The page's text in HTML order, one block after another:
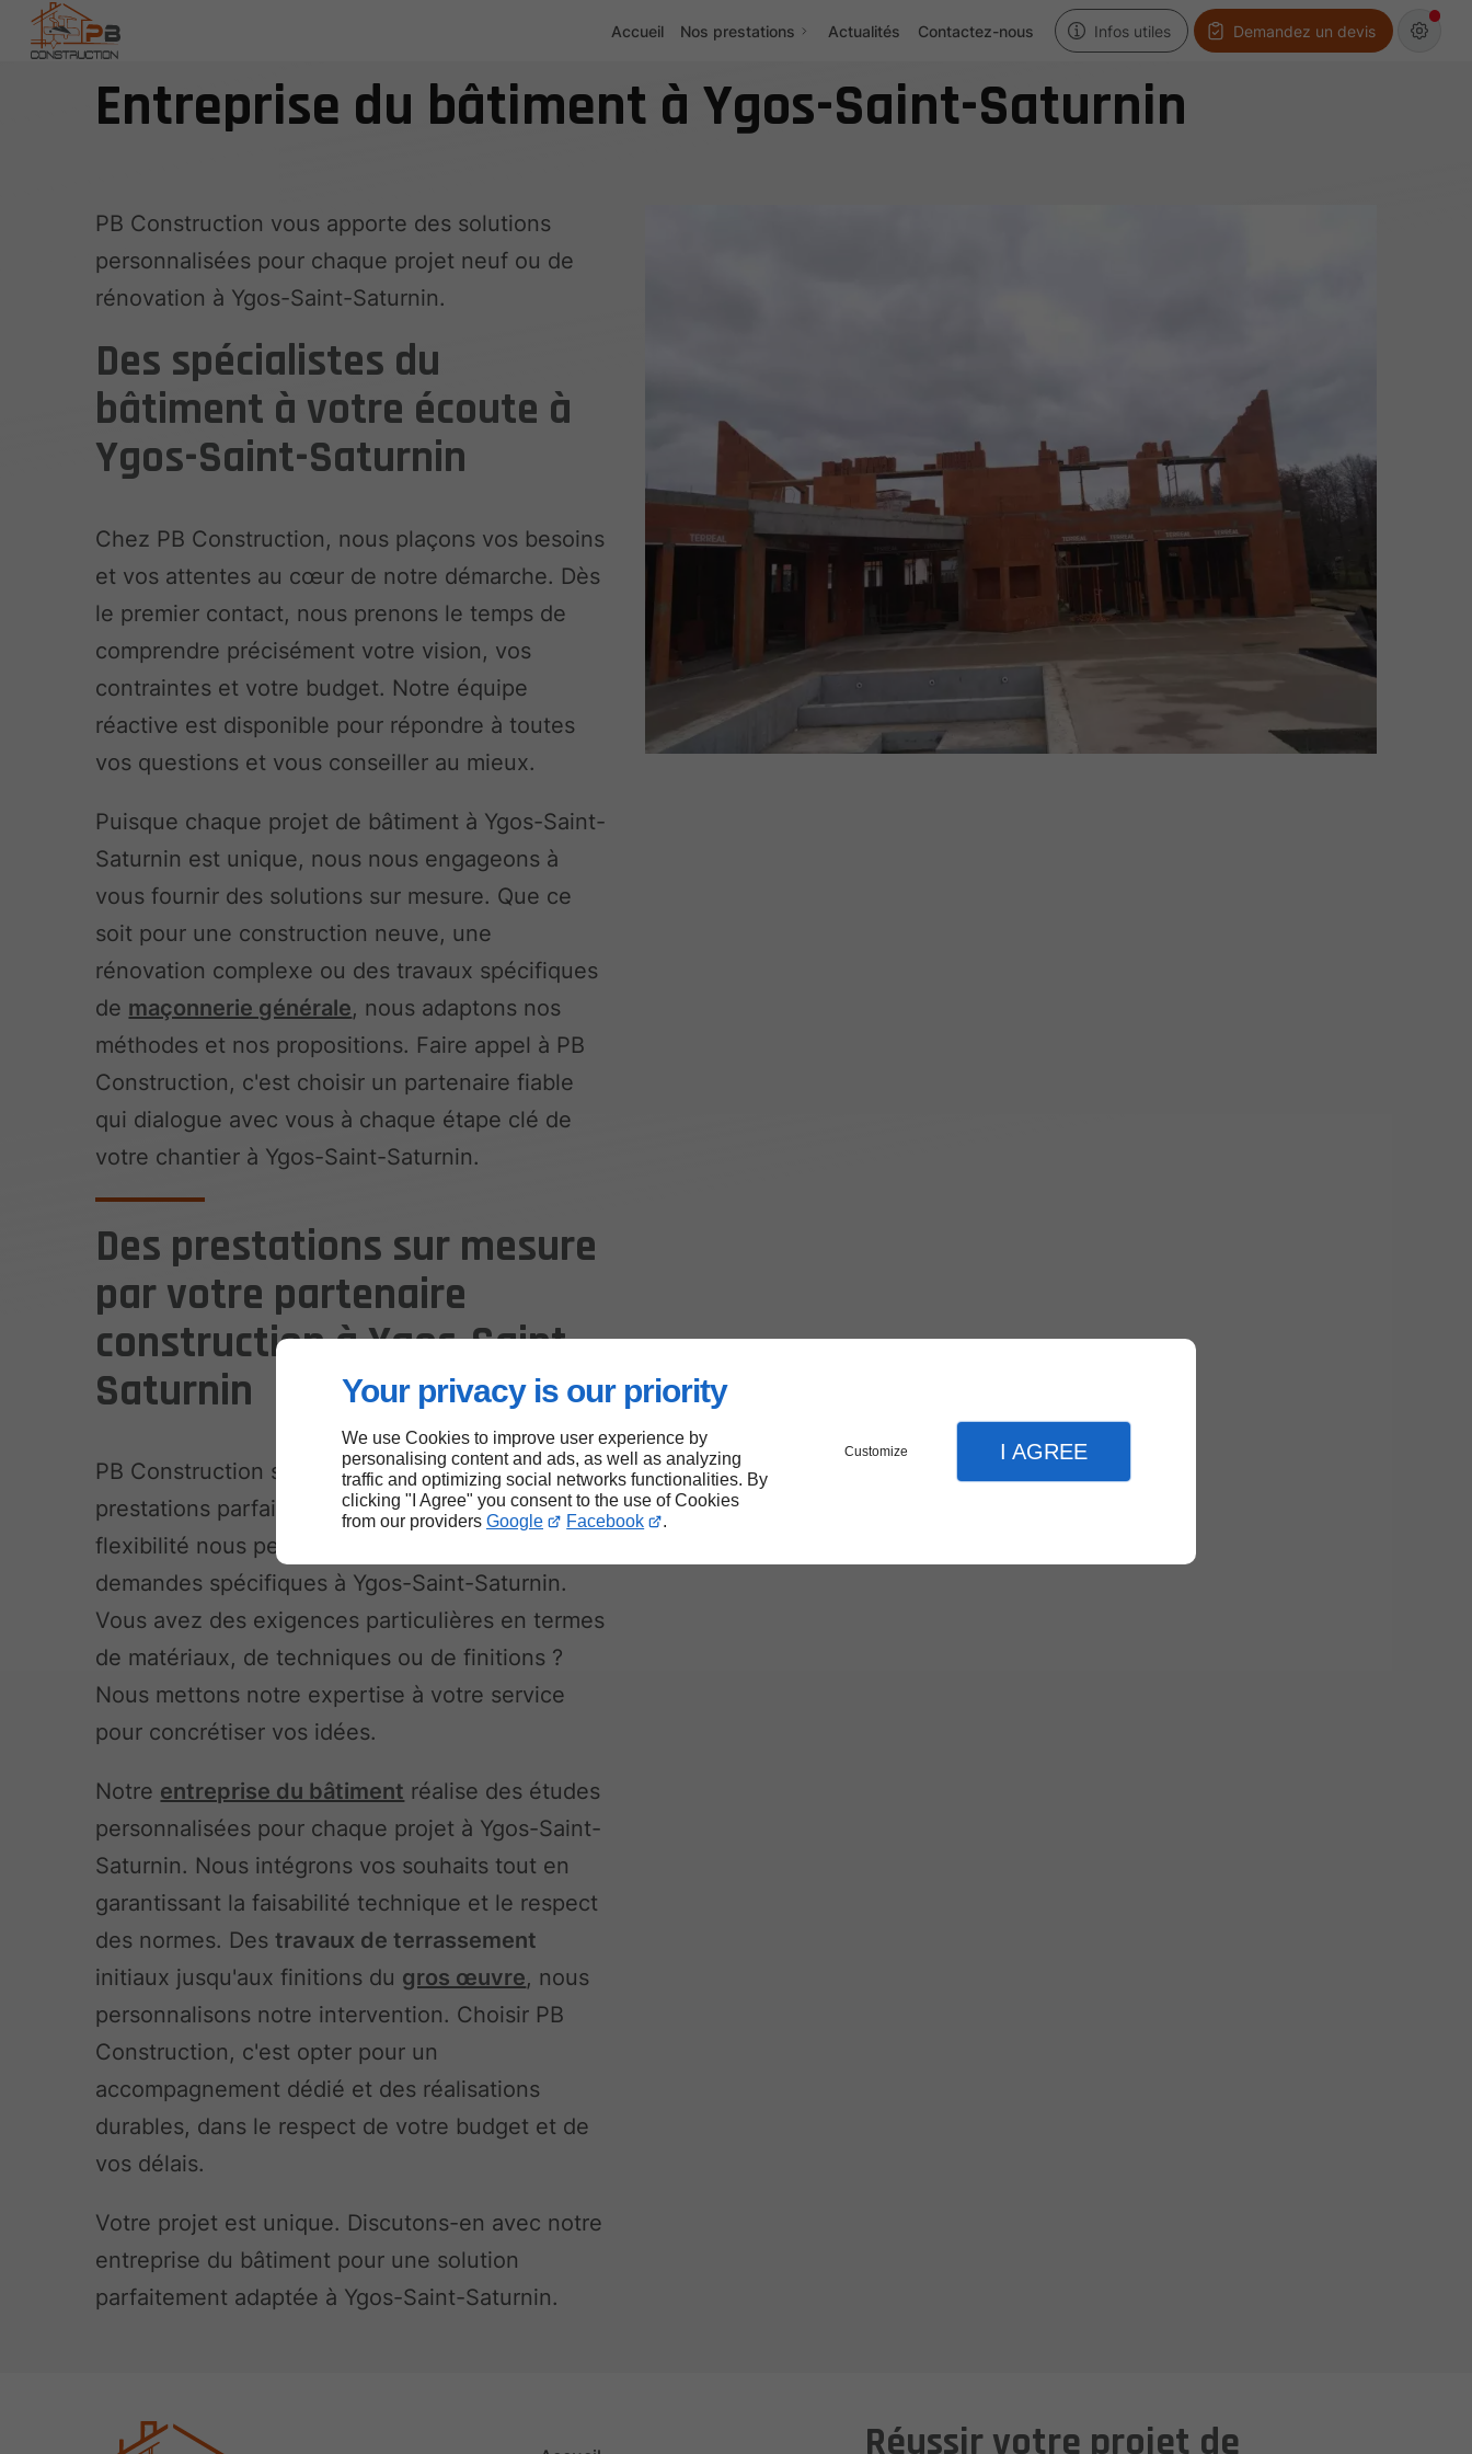
Your privacy is our priority
We use Cookies to improve user experience by
personalising content and ads, as well as analyzing
traffic and optimizing social networks functionalities. By
clicking "I Agree" you consent to the use of Cookies
from our providers Google Facebook .
Customize I AGREE
Accueil Nos prestations Actualités Contactez-nous Infos utiles Demandez un devis
Entreprise du bâtiment à Ygos-Saint-Saturnin
PB Construction vous apporte des solutions
personnalisées pour chaque projet neuf ou de
rénovation à Ygos-Saint-Saturnin.
Des spécialistes du
bâtiment à votre écoute à
Ygos-Saint-Saturnin
Chez PB Construction, nous plaçons vos besoins
et vos attentes au cœur de notre démarche. Dès
le premier contact, nous prenons le temps de
comprendre précisément votre vision, vos
contraintes et votre budget. Notre équipe
réactive est disponible pour répondre à toutes
vos questions et vous conseiller au mieux.
Puisque chaque projet de bâtiment à Ygos-Saint-
Saturnin est unique, nous nous engageons à
vous fournir des solutions sur mesure. Que ce
soit pour une construction neuve, une
rénovation complexe ou des travaux spécifiques
de maçonnerie générale, nous adaptons nos
méthodes et nos propositions. Faire appel à PB
Construction, c'est choisir un partenaire fiable
qui dialogue avec vous à chaque étape clé de
votre chantier à Ygos-Saint-Saturnin.
Des prestations sur mesure
par votre partenaire
construction à Ygos-Saint-
Saturnin
PB Construction s'engage à vous livrer des
prestations parfaitement adaptées. Notre
flexibilité nous permet de répondre à des
demandes spécifiques à Ygos-Saint-Saturnin.
Vous avez des exigences particulières en termes
de matériaux, de techniques ou de finitions ?
Nous mettons notre expertise à votre service
pour concrétiser vos idées.
Notre entreprise du bâtiment réalise des études
personnalisées pour chaque projet à Ygos-Saint-
Saturnin. Nous intégrons vos souhaits tout en
garantissant la faisabilité technique et le respect
des normes. Destravaux de terrassement
initiaux jusqu'aux finitions du gros œuvre, nous
personnalisons notre intervention. Choisir PB
Construction, c'est opter pour un
accompagnement dédié et des réalisations
durables, dans le respect de votre budget et de
vos délais.
Votre projet est unique. Discutons-en avec notre
entreprise du bâtiment pour une solution
parfaitement adaptée à Ygos-Saint-Saturnin.
Réussir votre projet de